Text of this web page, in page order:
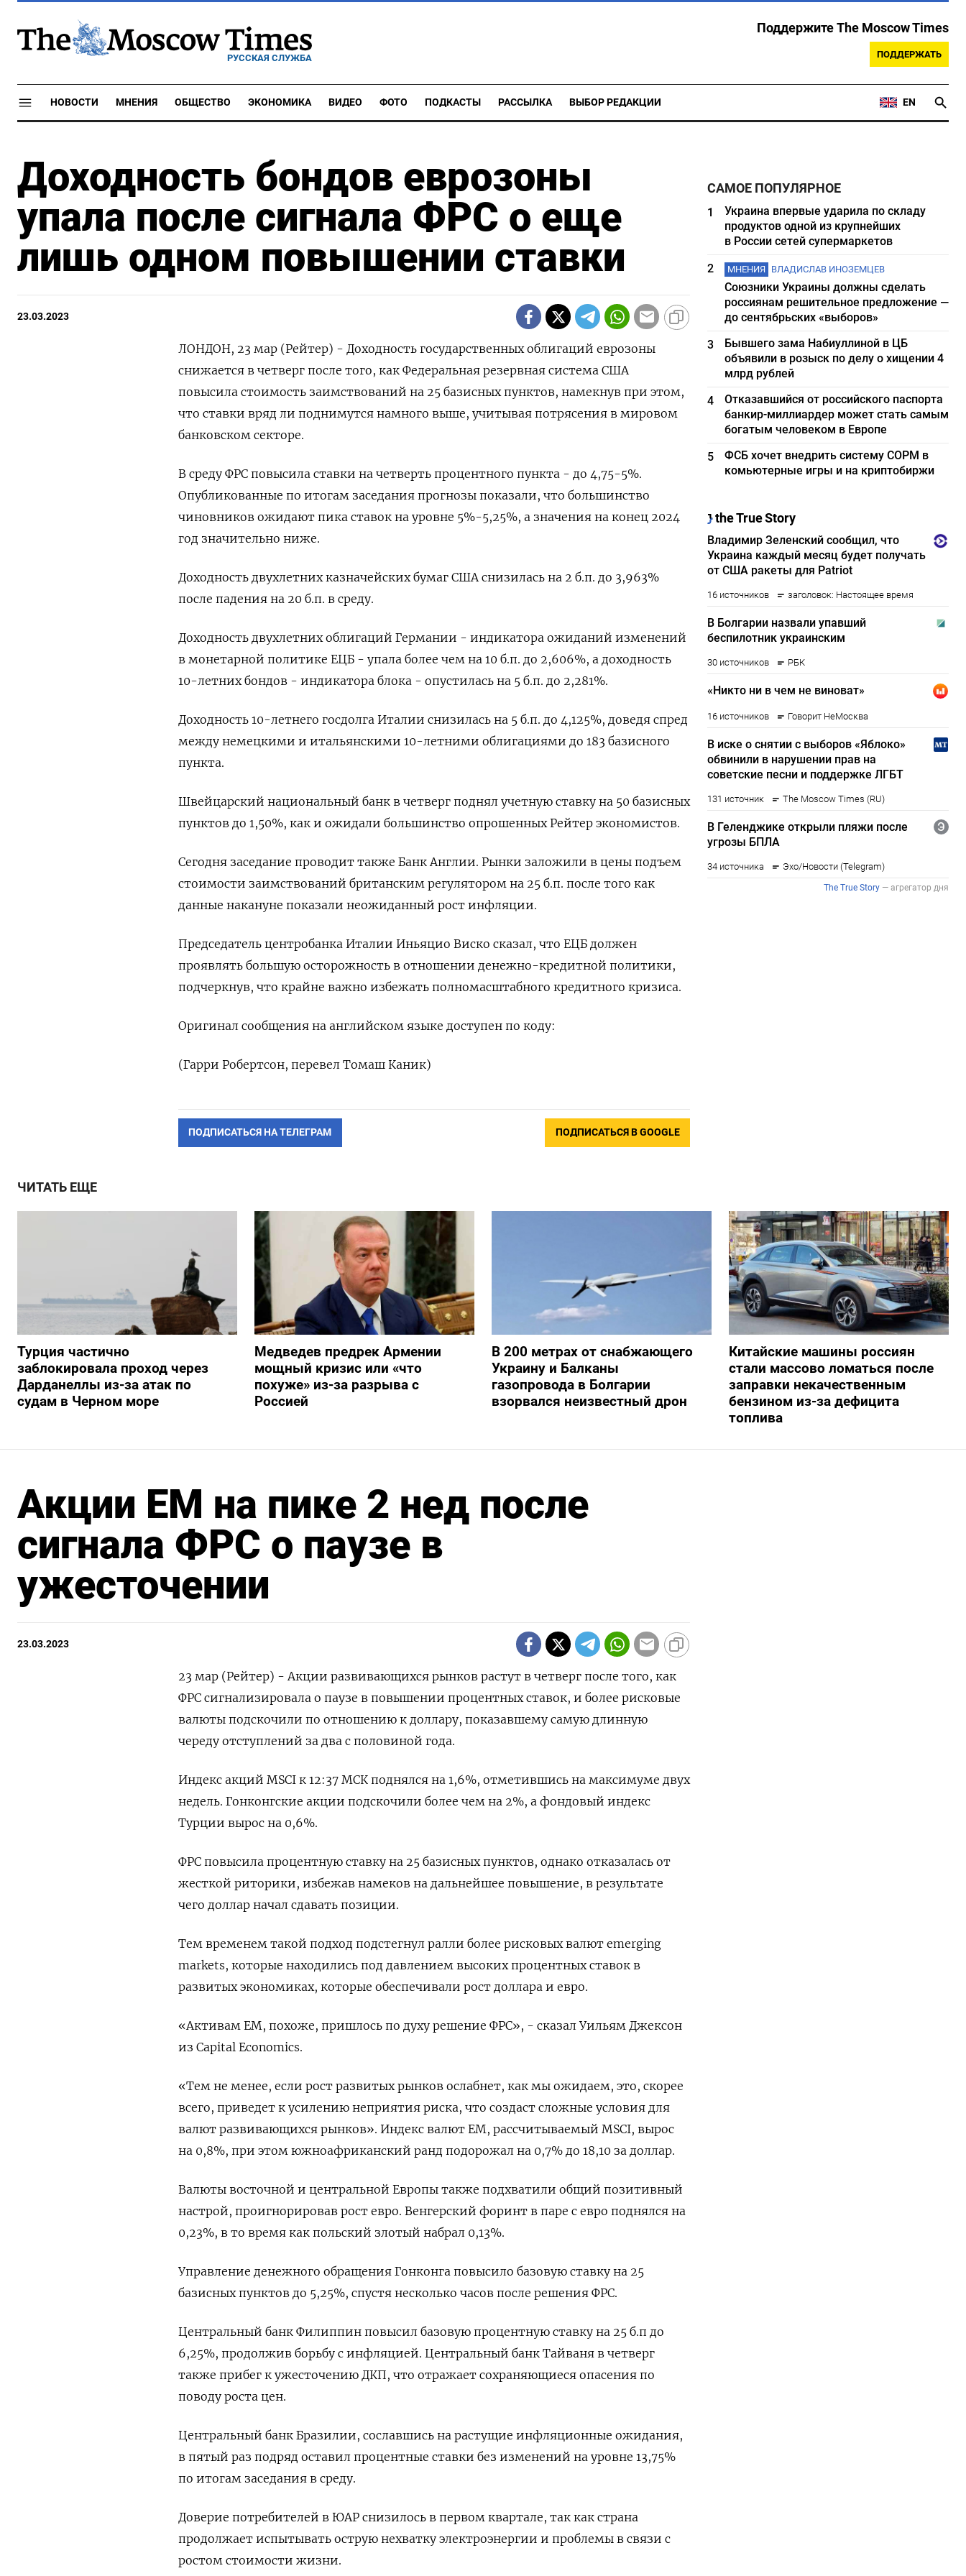
РУССКАЯ СЛУЖБА
Поддержите The Moscow Times
ПОДДЕРЖАТЬ
НОВОСТИ МНЕНИЯ ОБЩЕСТВО ЭКОНОМИКА ВИДЕО ФОТО ПОДКАСТЫ РАССЫЛКА ВЫБОР РЕДАКЦИИ EN
Доходность бондов еврозоны
упала после сигнала ФРС о еще
лишь одном повышении ставки
23.03.2023
ЛОНДОН, 23 мар (Рейтер) - Доходность государственных облигаций еврозоны
снижается в четверг после того, как Федеральная резервная система США
повысила стоимость заимствований на 25 базисных пунктов, намекнув при этом,
что ставки вряд ли поднимутся намного выше, учитывая потрясения в мировом
банковском секторе.
В среду ФРС повысила ставки на четверть процентного пункта - до 4,75-5%.
Опубликованные по итогам заседания прогнозы показали, что большинство
чиновников ожидают пика ставок на уровне 5%-5,25%, а значения на конец 2024
год значительно ниже.
Доходность двухлетних казначейских бумаг США снизилась на 2 б.п. до 3,963%
после падения на 20 б.п. в среду.
Доходность двухлетних облигаций Германии - индикатора ожиданий изменений
в монетарной политике ЕЦБ - упала более чем на 10 б.п. до 2,606%, а доходность
10-летних бондов - индикатора блока - опустилась на 5 б.п. до 2,281%.
Доходность 10-летнего госдолга Италии снизилась на 5 б.п. до 4,125%, доведя спред
между немецкими и итальянскими 10-летними облигациями до 183 базисного
пункта.
Швейцарский национальный банк в четверг поднял учетную ставку на 50 базисных
пунктов до 1,50%, как и ожидали большинство опрошенных Рейтер экономистов.
Сегодня заседание проводит также Банк Англии. Рынки заложили в цены подъем
стоимости заимствований британским регулятором на 25 б.п. после того как
данные накануне показали неожиданный рост инфляции.
Председатель центробанка Италии Иньяцио Виско сказал, что ЕЦБ должен
проявлять большую осторожность в отношении денежно-кредитной политики,
подчеркнув, что крайне важно избежать полномасштабного кредитного кризиса.
Оригинал сообщения на английском языке доступен по коду:
(Гарри Робертсон, перевел Томаш Каник)
ПОДПИСАТЬСЯ НА ТЕЛЕГРАМ ПОДПИСАТЬСЯ В GOOGLE
САМОЕ ПОПУЛЯРНОЕ
1
Украина впервые ударила по складу
продуктов одной из крупнейших
в России сетей супермаркетов
2
МНЕНИЯ ВЛАДИСЛАВ ИНОЗЕМЦЕВ
Союзники Украины должны сделать
россиянам решительное предложение —
до сентябрьских «выборов»
3
Бывшего зама Набиуллиной в ЦБ
объявили в розыск по делу о хищении 4
млрд рублей
4
Отказавшийся от российского паспорта
банкир-миллиардер может стать самым
богатым человеком в Европе
5
ФСБ хочет внедрить систему СОРМ в
комьютерные игры и на криптобиржи
ЧИТАТЬ ЕЩЕ
Турция частично
заблокировала проход через
Дарданеллы из-за атак по
судам в Черном море
Медведев предрек Армении
мощный кризис или «что
похуже» из-за разрыва с
Россией
В 200 метрах от снабжающего
Украину и Балканы
газопровода в Болгарии
взорвался неизвестный дрон
Китайские машины россиян
стали массово ломаться после
заправки некачественным
бензином из-за дефицита
топлива
Акции EM на пике 2 нед после
сигнала ФРС о паузе в
ужесточении
23.03.2023
23 мар (Рейтер) - Акции развивающихся рынков растут в четверг после того, как
ФРС сигнализировала о паузе в повышении процентных ставок, и более рисковые
валюты подскочили по отношению к доллару, показавшему самую длинную
череду отступлений за два с половиной года.
Индекс акций MSCI к 12:37 МСК поднялся на 1,6%, отметившись на максимуме двух
недель. Гонконгские акции подскочили более чем на 2%, а фондовый индекс
Турции вырос на 0,6%.
ФРС повысила процентную ставку на 25 базисных пунктов, однако отказалась от
жесткой риторики, избежав намеков на дальнейшее повышение, в результате
чего доллар начал сдавать позиции.
Тем временем такой подход подстегнул ралли более рисковых валют emerging
markets, которые находились под давлением высоких процентных ставок в
развитых экономиках, которые обеспечивали рост доллара и евро.
«Активам EM, похоже, пришлось по духу решение ФРС», - сказал Уильям Джексон
из Capital Economics.
«Тем не менее, если рост развитых рынков ослабнет, как мы ожидаем, это, скорее
всего, приведет к усилению неприятия риска, что создаст сложные условия для
валют развивающихся рынков». Индекс валют ЕМ, рассчитываемый MSCI, вырос
на 0,8%, при этом южноафриканский ранд подорожал на 0,7% до 18,10 за доллар.
Валюты восточной и центральной Европы также подхватили общий позитивный
настрой, проигнорировав рост евро. Венгерский форинт в паре с евро поднялся на
0,23%, в то время как польский злотый набрал 0,13%.
Управление денежного обращения Гонконга повысило базовую ставку на 25
базисных пунктов до 5,25%, спустя несколько часов после решения ФРС.
Центральный банк Филиппин повысил базовую процентную ставку на 25 б.п до
6,25%, продолжив борьбу с инфляцией. Центральный банк Тайваня в четверг
также прибег к ужесточению ДКП, что отражает сохраняющиеся опасения по
поводу роста цен.
Центральный банк Бразилии, сославшись на растущие инфляционные ожидания,
в пятый раз подряд оставил процентные ставки без изменений на уровне 13,75%
по итогам заседания в среду.
Доверие потребителей в ЮАР снизилось в первом квартале, так как страна
продолжает испытывать острую нехватку электроэнергии и проблемы в связи с
ростом стоимости жизни.